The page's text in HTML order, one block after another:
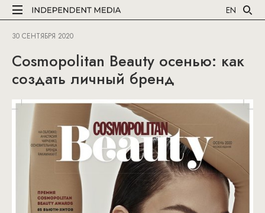
EN
30 СЕНТЯБРЯ 2020
Cosmopolitan Beauty осенью: как
создать личный бренд